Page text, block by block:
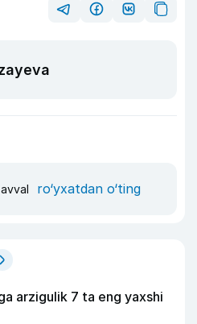
ro‘yxatdan o‘ting
arzigulik 7 ta eng yaxshi